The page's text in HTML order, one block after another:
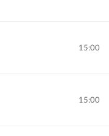
15:00
15:00